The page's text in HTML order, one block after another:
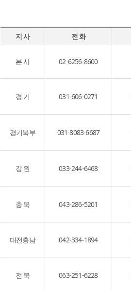
지 사 전 화
본 사 02-6256-8600
경 기 031-606-0271
경기북부 031-8083-6687
강 원 033-244-6468
충 북 043-286-5201
대전충남 042-334-1894
전 북 063-251-6228